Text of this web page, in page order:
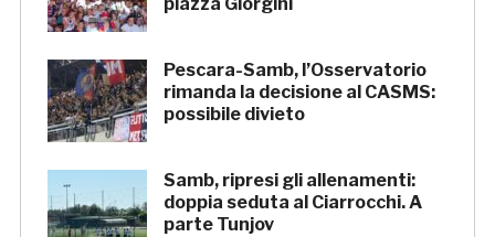
piazza Giorgini
Pescara-Samb, l’Osservatorio
rimanda la decisione al CASMS:
possibile divieto
Samb, ripresi gli allenamenti:
doppia seduta al Ciarrocchi. A
parte Tunjov